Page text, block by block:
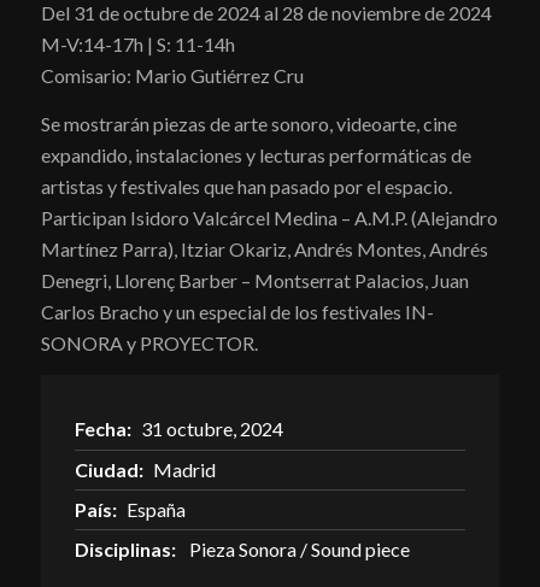
Del 31 de octubre de 2024 al 28 de noviembre de 2024
M-V:14-17h | S: 11-14h
Comisario: Mario Gutiérrez Cru
Se mostrarán piezas de arte sonoro, videoarte, cine
expandido, instalaciones y lecturas performáticas de
artistas y festivales que han pasado por el espacio.
Participan Isidoro Valcárcel Medina – A.M.P. (Alejandro
Martínez Parra), Itziar Okariz, Andrés Montes, Andrés
Denegri, Llorenç Barber – Montserrat Palacios, Juan
Carlos Bracho y un especial de los festivales IN-
SONORA y PROYECTOR.
Fecha: 31 octubre, 2024
Ciudad: Madrid
País: España
Disciplinas:
Pieza Sonora / Sound piece